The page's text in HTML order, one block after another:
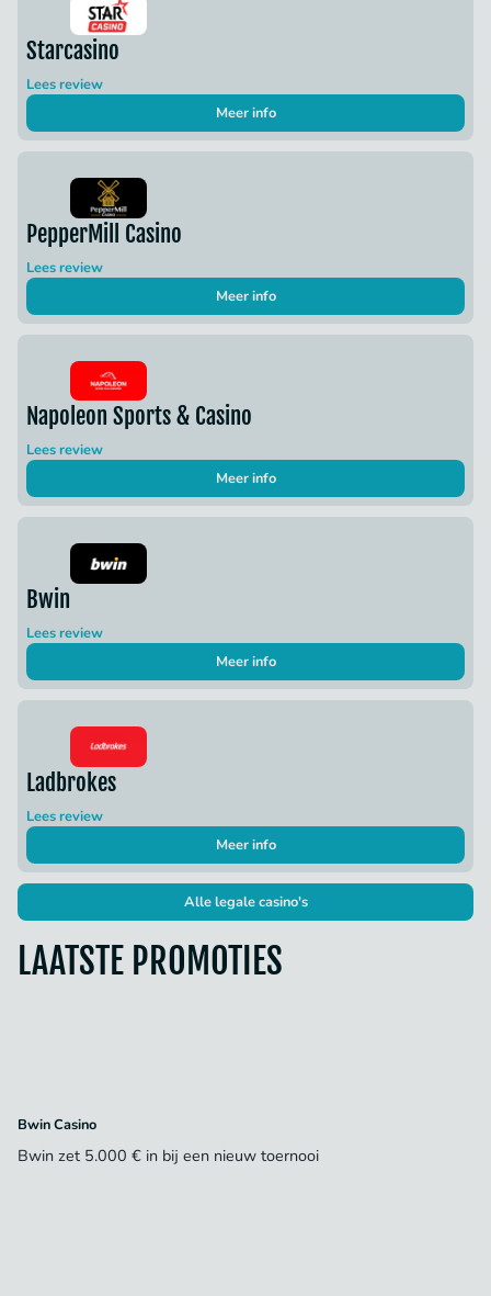
Starcasino
Lees review
Meer info
PepperMill Casino
Lees review
Meer info
Napoleon Sports & Casino
Lees review
Meer info
Bwin
Lees review
Meer info
Ladbrokes
Lees review
Meer info
Alle legale casino's
LAATSTE PROMOTIES
Bwin Casino
Bwin zet 5.000 € in bij een nieuw toernooi